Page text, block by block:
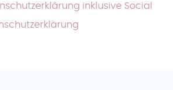
inklusive Social